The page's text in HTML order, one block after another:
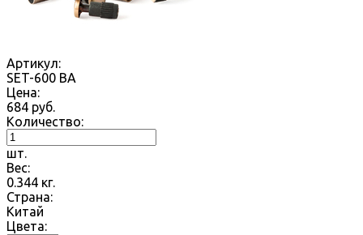
Артикул:
SET-600 BA
Цена:
684 руб.
Количество:
шт.
Вес:
0.344 кг.
Страна:
Китай
Цвета: